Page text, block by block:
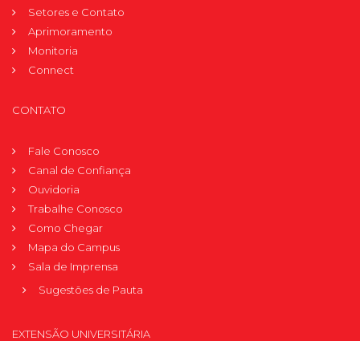
Setores e Contato
Aprimoramento
Monitoria
Connect
CONTATO
Fale Conosco
Canal de Confiança
Ouvidoria
Trabalhe Conosco
Como Chegar
Mapa do Campus
Sala de Imprensa
Sugestões de Pauta
EXTENSÃO UNIVERSITÁRIA